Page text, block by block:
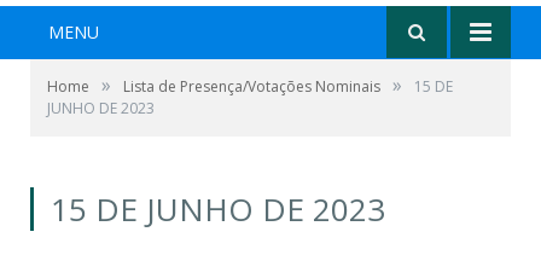
MENU
Home » Lista de Presença/Votações Nominais »
15 DE
JUNHO DE 2023
15 DE JUNHO DE 2023